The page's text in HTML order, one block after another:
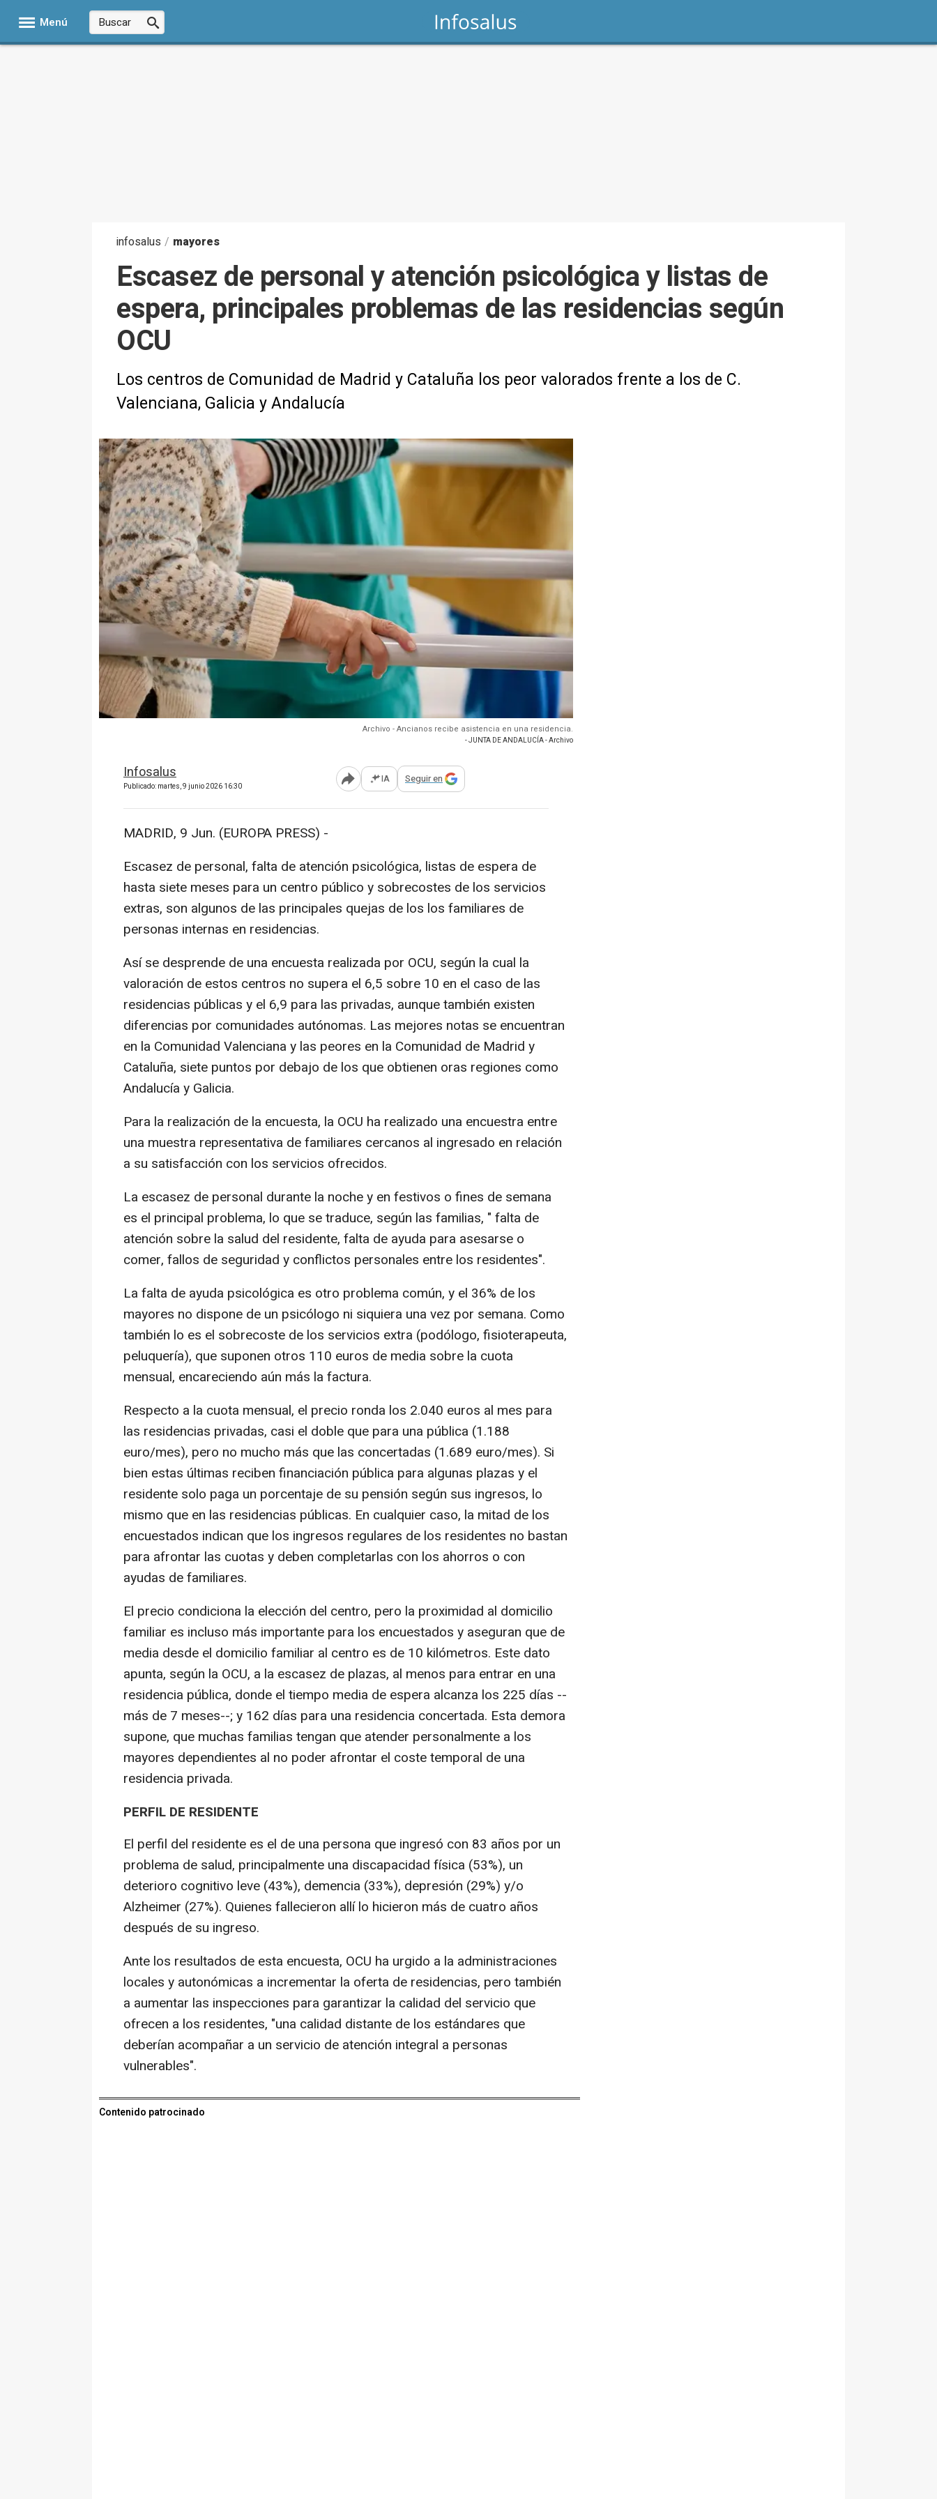
Menú
infosalus / mayores
Escasez de personal y atención psicológica y listas de
espera, principales problemas de las residencias según
OCU
Los centros de Comunidad de Madrid y Cataluña los peor valorados frente a los de C.
Valenciana, Galicia y Andalucía
Archivo - Ancianos recibe asistencia en una residencia.
- JUNTA DE ANDALUCÍA - Archivo
Infosalus
Publicado: martes, 9 junio 2026 16:30 Abrir opciones para compartir
IA Seguir en
MADRID, 9 Jun. (EUROPA PRESS) -
Escasez de personal, falta de atención psicológica, listas de espera de
hasta siete meses para un centro público y sobrecostes de los servicios
extras, son algunos de las principales quejas de los los familiares de
personas internas en residencias.
Así se desprende de una encuesta realizada por OCU, según la cual la
valoración de estos centros no supera el 6,5 sobre 10 en el caso de las
residencias públicas y el 6,9 para las privadas, aunque también existen
diferencias por comunidades autónomas. Las mejores notas se encuentran
en la Comunidad Valenciana y las peores en la Comunidad de Madrid y
Cataluña, siete puntos por debajo de los que obtienen oras regiones como
Andalucía y Galicia.
Para la realización de la encuesta, la OCU ha realizado una encuestra entre
una muestra representativa de familiares cercanos al ingresado en relación
a su satisfacción con los servicios ofrecidos.
La escasez de personal durante la noche y en festivos o fines de semana
es el principal problema, lo que se traduce, según las familias, " falta de
atención sobre la salud del residente, falta de ayuda para asesarse o
comer, fallos de seguridad y conflictos personales entre los residentes".
La falta de ayuda psicológica es otro problema común, y el 36% de los
mayores no dispone de un psicólogo ni siquiera una vez por semana. Como
también lo es el sobrecoste de los servicios extra (podólogo, fisioterapeuta,
peluquería), que suponen otros 110 euros de media sobre la cuota
mensual, encareciendo aún más la factura.
Respecto a la cuota mensual, el precio ronda los 2.040 euros al mes para
las residencias privadas, casi el doble que para una pública (1.188
euro/mes), pero no mucho más que las concertadas (1.689 euro/mes). Si
bien estas últimas reciben financiación pública para algunas plazas y el
residente solo paga un porcentaje de su pensión según sus ingresos, lo
mismo que en las residencias públicas. En cualquier caso, la mitad de los
encuestados indican que los ingresos regulares de los residentes no bastan
para afrontar las cuotas y deben completarlas con los ahorros o con
ayudas de familiares.
El precio condiciona la elección del centro, pero la proximidad al domicilio
familiar es incluso más importante para los encuestados y aseguran que de
media desde el domicilio familiar al centro es de 10 kilómetros. Este dato
apunta, según la OCU, a la escasez de plazas, al menos para entrar en una
residencia pública, donde el tiempo media de espera alcanza los 225 días --
más de 7 meses--; y 162 días para una residencia concertada. Esta demora
supone, que muchas familias tengan que atender personalmente a los
mayores dependientes al no poder afrontar el coste temporal de una
residencia privada.
PERFIL DE RESIDENTE
El perfil del residente es el de una persona que ingresó con 83 años por un
problema de salud, principalmente una discapacidad física (53%), un
deterioro cognitivo leve (43%), demencia (33%), depresión (29%) y/o
Alzheimer (27%). Quienes fallecieron allí lo hicieron más de cuatro años
después de su ingreso.
Ante los resultados de esta encuesta, OCU ha urgido a la administraciones
locales y autonómicas a incrementar la oferta de residencias, pero también
a aumentar las inspecciones para garantizar la calidad del servicio que
ofrecen a los residentes, "una calidad distante de los estándares que
deberían acompañar a un servicio de atención integral a personas
vulnerables".
Contenido patrocinado